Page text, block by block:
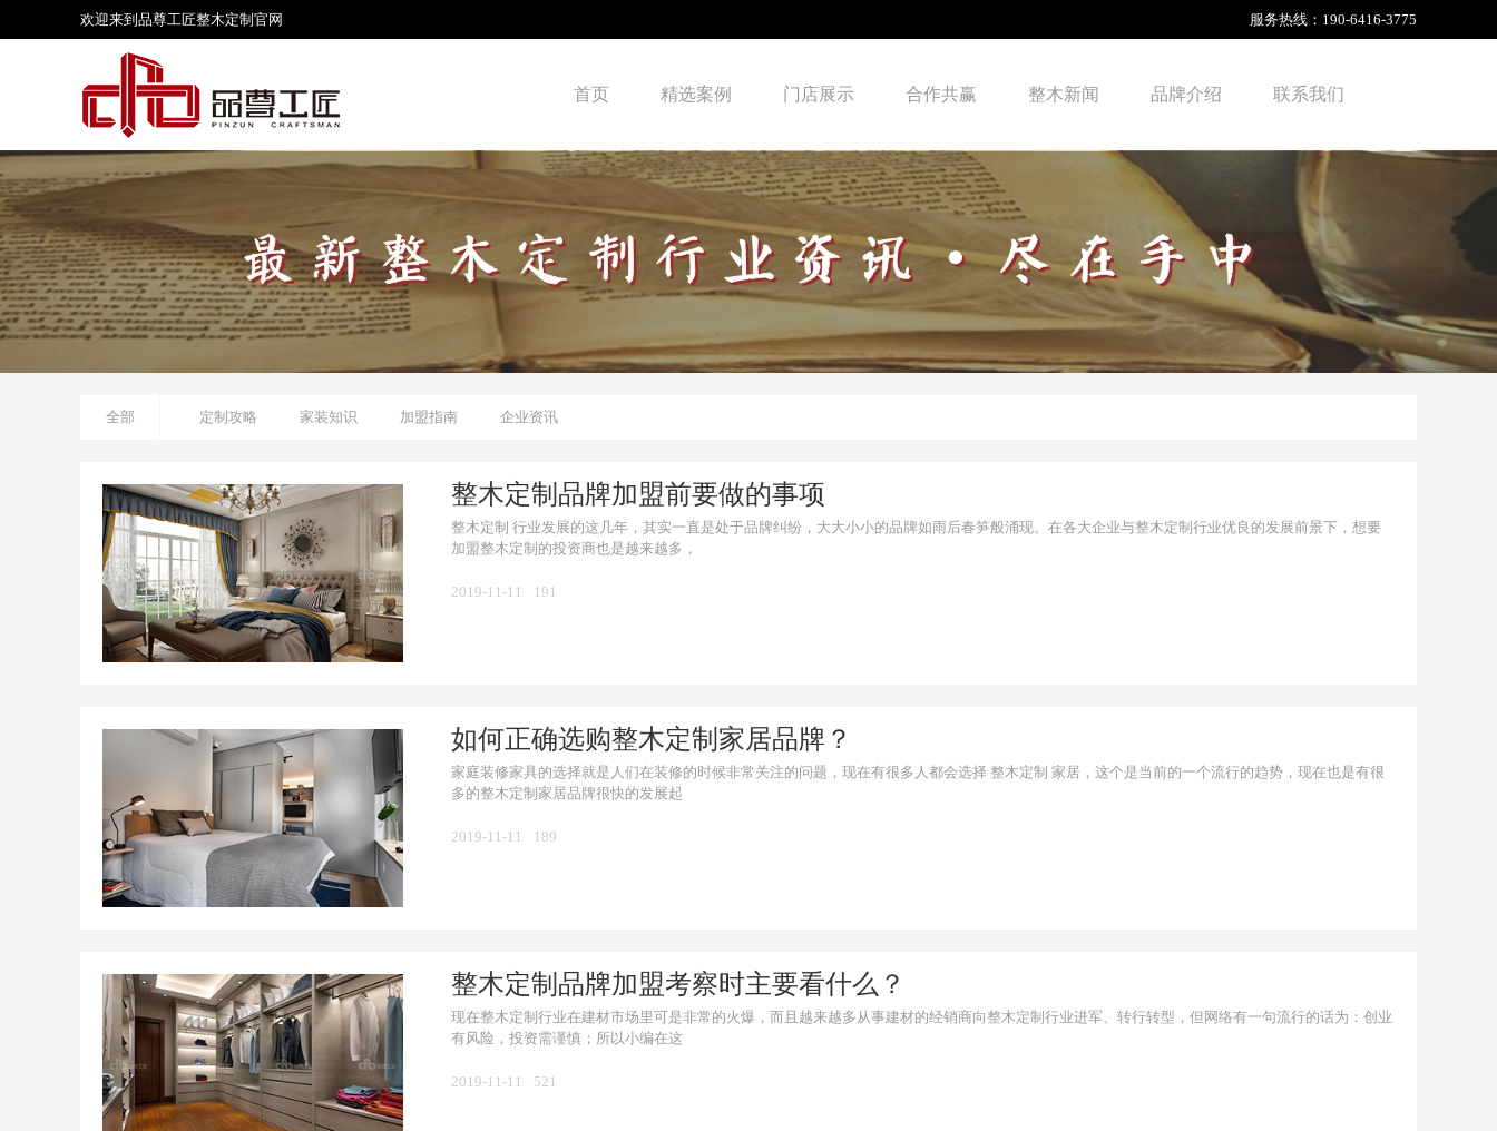
欢迎来到品尊工匠整木定制 官网 服务热线： 190-6416-3775
首页 精选案例 门店展示 合作共赢 整木新闻 品牌介绍 联系我们
全部 定制攻略 家装知识 加盟指南 企业资讯
整木定制品牌加盟前要做的事项
整木定制 行业发展的这几年，其实一直是处于品牌纠纷，大大小小的品牌如雨后春笋般涌现。在各大企业与整木定制行业优良的发展前景下，想要
加盟整木定制的投资商也是越来越多，
2019-11-11 191
如何正确选购整木定制家居品牌？
家庭装修家具的选择就是人们在装修的时候非常关注的问题，现在有很多人都会选择 整木定制 家居，这个是当前的一个流行的趋势，现在也是有很
多的整木定制家居品牌很快的发展起
2019-11-11 189
整木定制品牌加盟考察时主要看什么？
现在整木定制行业在建材市场里可是非常的火爆，而且越来越多从事建材的经销商向整木定制行业进军、转行转型，但网络有一句流行的话为：创业
有风险，投资需谨慎；所以小编在这
2019-11-11 521